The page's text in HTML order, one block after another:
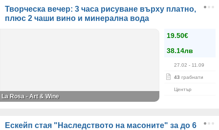
Творческа вечер: 3 часа рисуване върху платно,
плюс 2 чаши вино и минерална вода
19.50€
38.14лв
27.02 - 11.09
43 грабнати
Център
La Rosa - Art & Wine
Ескейп стая "Наследството на масоните" за до 6